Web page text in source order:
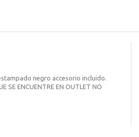
negro accesorio incluido.
SE ENCUENTRE EN OUTLET NO